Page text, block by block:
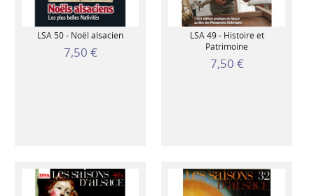
LSA 50 - Noël alsacien
7,50 €
LSA 49 - Histoire et
Patrimoine
7,50 €